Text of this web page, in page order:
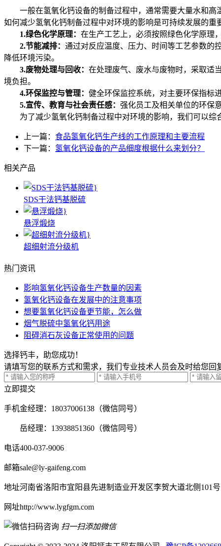
一般在氢氧化钙设备的制备过程中，通常需要大量水和高
如何减少氢氧化钙制备过程中对环境的影响是可持续发展的重
1.绿色化学原理： 在生产工艺上，必须按照绿色化学原理
2.节能减排： 通过对反应温度、压力、时间等工艺参数的
降低环境污染。
3.废物处理与回收： 在处理废气、废水与废物时，采取适
境负担。
4.环保监控与管理： 健全环保监控系统，对主要环保指标
5.宣传、教育与社会责任感： 强化员工及相关单位的环保
为了减少氢氧化钙制备过程中对环境的影响，我们可以综
上一篇： 食品氢氧化钙生产线的工作原理和主要流程
下一篇： 氢氧化钙设备的产品细度根据什么来划分？
相关产品
SDS干法钙基脱硫
悬浮煅烧
超细射流分级机
热门资讯
影响氢氧化钙设备生产数量的因素
氢氧化钙设备在发展中的注意事项
想要氢氧化钙设备更节能，怎么做
烟气脱硫中氢氧化钙用途
阻碍消石灰设备正常使用的问题
选择钙丰，助您成功！
请填写您的联系方式和需求，我们专业技术人员会及时给您回
立即提交
手机金经理：18037006138（微信同号）
岳经理：13938851360（微信同号）
电话400-037-9006
邮箱sale@ly-gaifeng.com
地址河南省洛阳市宜阳县先进制造业开发区李贺大道北侧101号
网址http://www.lygfgm.com
扫一扫添加微信